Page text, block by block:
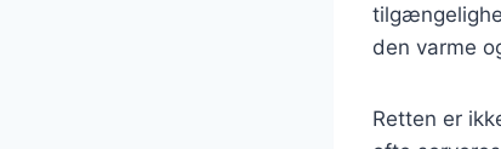
den varme
Retten er